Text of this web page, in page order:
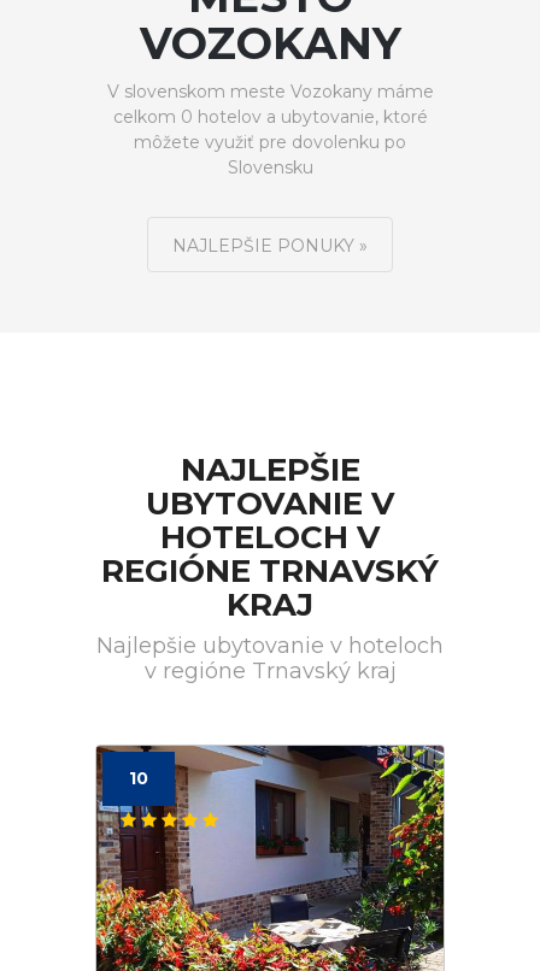
VOZOKANY
V slovenskom meste Vozokany máme
celkom 0 hotelov a ubytovanie, ktoré
môžete využiť pre dovolenku po
Slovensku
NAJLEPŠIE PONUKY »
NAJLEPŠIE
UBYTOVANIE V
HOTELOCH V
REGIÓNE TRNAVSKÝ
KRAJ
Najlepšie ubytovanie v hoteloch
v regióne Trnavský kraj
10